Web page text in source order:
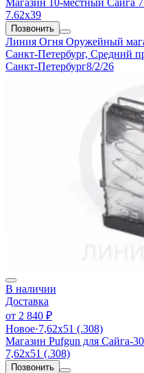
Магазин 10-местный Сайга
7.62х39
Позвонить
Линия Огня Оружейный
Санкт-Петербург, Средний
Санкт-Петербург8/2/26
В наличии
Доставка
от 2 840 ₽
Новое·7,62х51 (.308)
Магазин Pufgun для Сайга-
7,62х51 (.308)
Позвонить